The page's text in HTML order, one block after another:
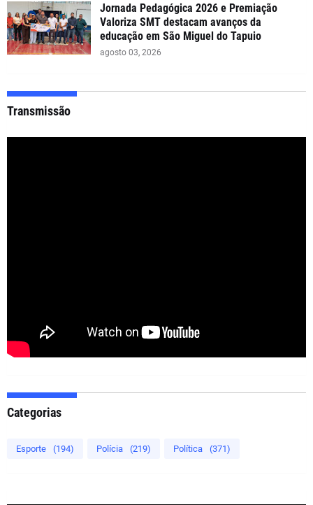
Jornada Pedagógica 2026 e Premiação
Valoriza SMT destacam avanços da
educação em São Miguel do Tapuio
agosto 03, 2026
Transmissão
Categorias
Esporte (194) Polícia (219) Política (371)